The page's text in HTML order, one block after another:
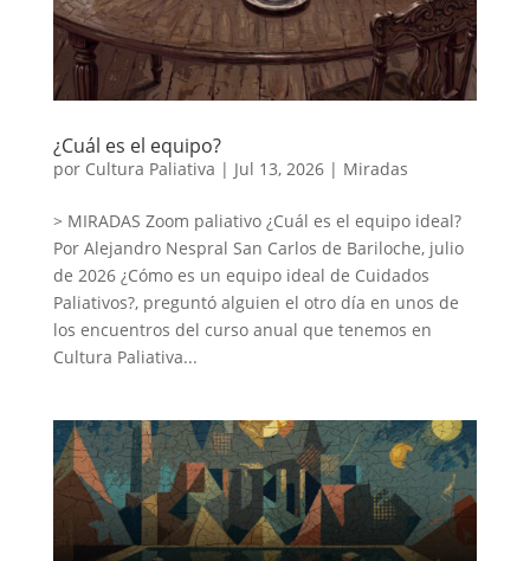
¿Cuál es el equipo?
por Cultura Paliativa | Jul 13, 2026| Miradas
> MIRADAS Zoom paliativo ¿Cuál es el equipo ideal?
Por Alejandro Nespral San Carlos de Bariloche, julio
de 2026 ¿Cómo es un equipo ideal de Cuidados
Paliativos?, preguntó alguien el otro día en unos de
los encuentros del curso anual que tenemos en
Cultura Paliativa...